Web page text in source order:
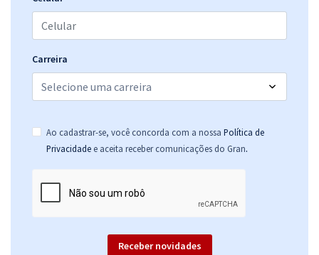
Carreira
Ao cadastrar-se, você concorda com a nossa Política de
Privacidade e aceita receber comunicações do Gran.
Receber novidades